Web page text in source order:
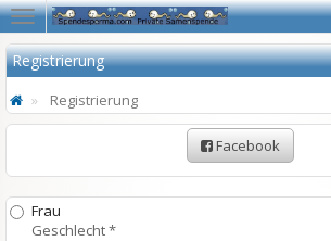
Navigation
Registrierung
Registrierung
Facebook
Frau
Geschlecht *